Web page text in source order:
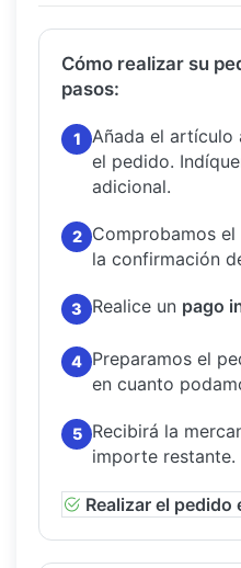
Cómo realizar su
pasos:
1
Añada el
el pedido.
adicional.
2
Comprobamos
la confirmación
3 Realice un pago
4 Preparamos el
en cuanto
5
Recibirá la
importe restante.
Realizar el